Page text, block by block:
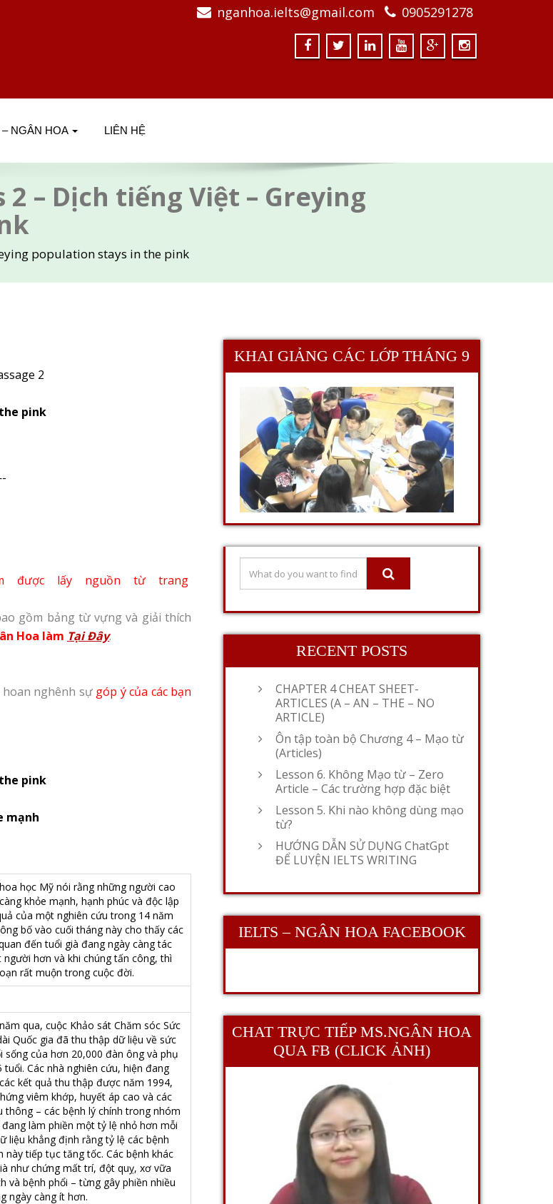
nganhoa.ielts@gmail.com 0905291278
– NGÂN HOA LIÊN HỆ
2 – Dịch tiếng Việt – Greying
population stays in the pink
2
pink
được lấy nguồn từ trang
gồm bảng từ vựng và giải thích
Hoa làm Tại Đây.
hoan nghênh sự góp ý của các bạn
pink
mạnh
học Mỹ nói rằng những người cao
khỏe mạnh, hạnh phúc và độc lập
của một nghiên cứu trong 14 năm
bố vào cuối tháng này cho thấy các
đến tuổi già đang ngày càng tác
hơn và khi chúng tấn công, thì
rất muộn trong cuộc đời.
qua, cuộc Khảo sát Chăm sóc Sức
Quốc gia đã thu thập dữ liệu về sức
sống của hơn 20,000 đàn ông và phụ
tuổi. Các nhà nghiên cứu, hiện đang
kết quả thu thập được năm 1994,
viêm khớp, huyết áp cao và các
thông – các bệnh lý chính trong nhóm
làm phiền một tỷ lệ nhỏ hơn mỗi
liệu khẳng định rằng tỷ lệ các bệnh
này tiếp tục tăng tốc. Các bệnh khác
như chứng mất trí, đột quỵ, xơ vữa
và bệnh phổi – từng gây phiền nhiều
ngày càng ít hơn.
KHAI GIẢNG CÁC LỚP THÁNG 9
RECENT POSTS
CHAPTER 4 CHEAT SHEET-
ARTICLES (A – AN – THE – NO
ARTICLE)
Ôn tập toàn bộ Chương 4 – Mạo từ
(Articles)
Lesson 6. Không Mạo từ – Zero
Article – Các trường hợp đặc biệt
Lesson 5. Khi nào không dùng mạo
từ?
HƯỚNG DẪN SỬ DỤNG ChatGpt
ĐỂ LUYỆN IELTS WRITING
IELTS – NGÂN HOA FACEBOOK
CHAT TRỰC TIẾP MS.NGÂN HOA
QUA FB (CLICK ẢNH)